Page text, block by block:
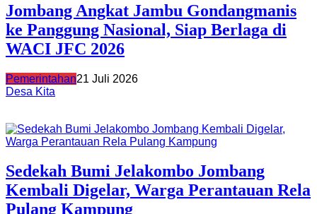
Jombang Angkat Jambu Gondangmanis
ke Panggung Nasional, Siap Berlaga di
WACI JFC 2026
Pemerintahan21 Juli 2026
Desa Kita
Sedekah Bumi Jelakombo Jombang
Kembali Digelar, Warga Perantauan Rela
Pulang Kampung